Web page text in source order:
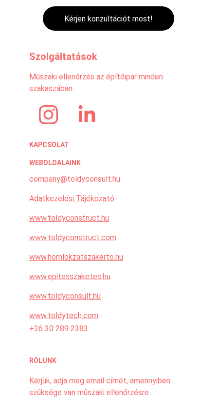
Kérjen konzultációt most!
Szolgáltatások
Műszaki ellenőrzés az építőipar minden
szakaszában.
KAPCSOLAT
RÓLUNK
company@toldyconsult.hu
+36 30 289 2383
Kérjük, adja meg email címét, amennyiben
szüksége van műszaki ellenőrzésre
www.toldyconstruct.hu
WEBOLDALAINK
www.toldyconstruct.com
www.homlokzatszakerto.hu
www.epitesszaketes.hu
www.toldyconsult.hu
www.toldytech.com
Adatkezelési Tájékozató